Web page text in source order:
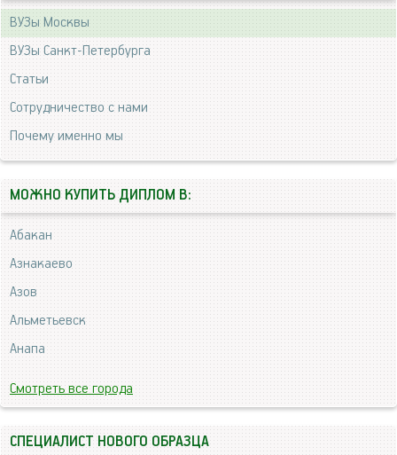
ВУЗы Москвы
ВУЗы Санкт-Петербурга
Статьи
Сотрудничество с нами
Почему именно мы
МОЖНО КУПИТЬ ДИПЛОМ В:
Абакан
Азнакаево
Азов
Альметьевск
Анапа
Смотреть все города
СПЕЦИАЛИСТ НОВОГО ОБРАЗЦА